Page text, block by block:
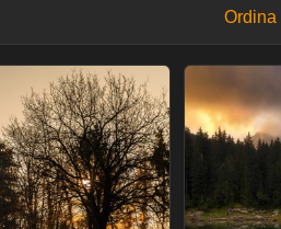
Ordina